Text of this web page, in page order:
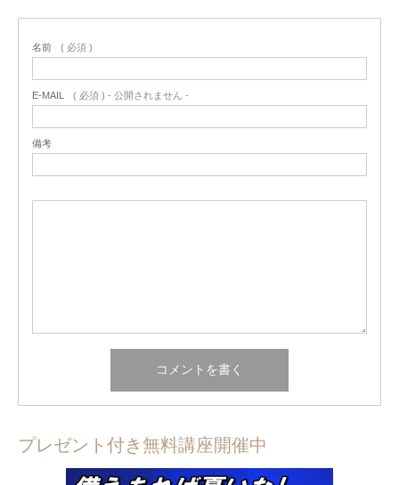
名前 ( 必須 )
E-MAIL ( 必須 ) - 公開されません -
備考
プレゼント付き無料講座開催中